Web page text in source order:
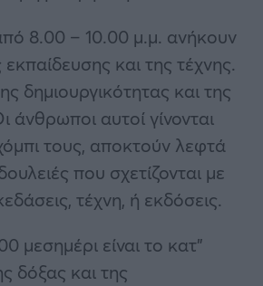
8.00 – 10.00 μ.μ. ανήκουν
και της τέχνης.
δημιουργικότητας και της
άνθρωποι αυτοί γίνονται
τους, αποκτούν λεφτά
που σχετίζονται με
τέχνη, ή εκδόσεις.
μεσημέρι είναι το κατ”
δόξας και της